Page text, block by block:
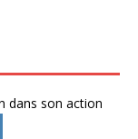
dans son action